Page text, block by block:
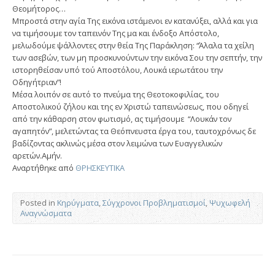
Θεομήτορος…
Μπροστά στην αγία Της εικόνα ιστάμενοι εν κατανύξει, αλλά και για
να τιμήσουμε τον ταπεινόν Της μα και ένδοξο Απόστολο,
μελωδούμε ψάλλοντες στην θεία Της Παράκληση: “Άλαλα τα χείλη
των ασεβών, των μη προσκυνούντων την εικόνα Σου την σεπτήν, την
ιστορηθείσαν υπό τού Αποστόλου, Λουκά ιερωτάτου την
Οδηγήτριαν”!
Μέσα λοιπόν σε αυτό το πνεύμα της Θεοτοκοφιλίας, του
Αποστολικού ζήλου και της εν Χριστώ ταπεινώσεως, που οδηγεί
από την κάθαρση στον φωτισμό, ας τιμήσουμε “Λουκάν τον
αγαπητόν”, μελετώντας τα Θεόπνευστα έργα του, ταυτοχρόνως δε
βαδίζοντας ακλινώς μέσα στον λειμώνα των Ευαγγελικών
αρετών.Αμήν.
Αναρτήθηκε από ΘΡΗΣΚΕΥΤΙΚΑ
Posted in Κηρύγματα,Σύγχρονοι Προβληματισμοί,Ψυχωφελή
Αναγνώσματα